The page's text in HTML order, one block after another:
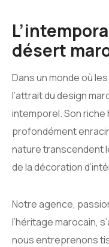
désert
Dans un monde où
l’attrait du design
intemporel. Son
profondément
nature transcendent
de la décoration
Notre agence,
l’héritage marocain,
nous entreprenons